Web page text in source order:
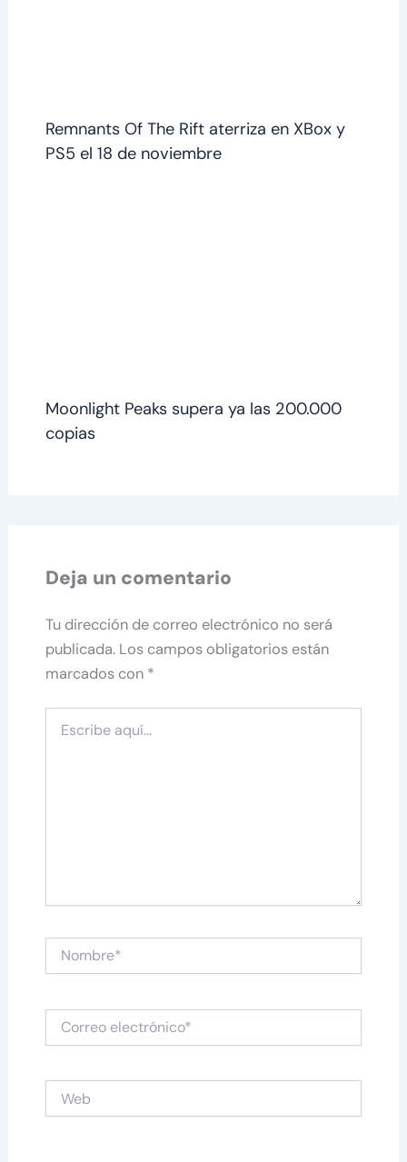
Remnants Of The Rift aterriza en XBox y
PS5 el 18 de noviembre
Moonlight Peaks supera ya las 200.000
copias
Deja un comentario
Tu dirección de correo electrónico no será
publicada. Los campos obligatorios están
marcados con *
aquí...
Nombre*
Correo
electrónico*